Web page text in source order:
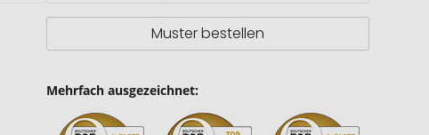
Muster bestellen
Mehrfach ausgezeichnet: